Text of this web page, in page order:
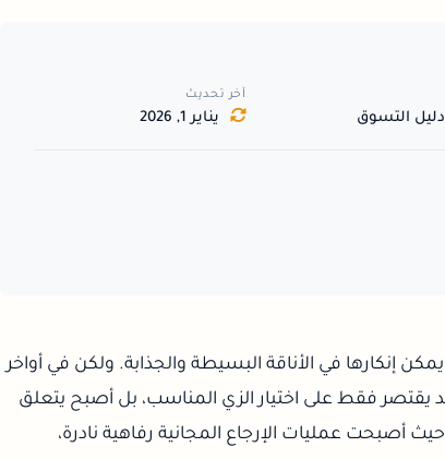
دليل التسوق
آخر تحديث
يناير 1, 2026
إنكارها في الأناقة البسيطة والجذابة. ولكن في أواخر
الجيد يقتصر فقط على اختيار الزي المناسب، بل أصبح يتعلق
أصبحت عمليات الإرجاع المجانية رفاهية نادرة،